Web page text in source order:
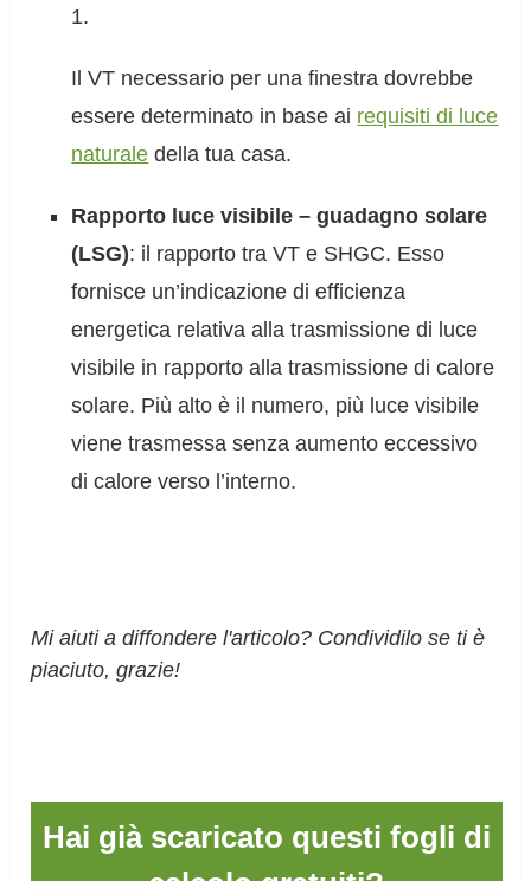
1.
Il VT necessario per una finestra dovrebbe
essere determinato in base ai requisiti di luce
naturale della tua casa.
Rapporto luce visibile – guadagno solare
(LSG): il rapporto tra VT e SHGC. Esso
fornisce un’indicazione di efficienza
energetica relativa alla trasmissione di luce
visibile in rapporto alla trasmissione di calore
solare. Più alto è il numero, più luce visibile
viene trasmessa senza aumento eccessivo
di calore verso l’interno.
Mi aiuti a diffondere l'articolo? Condividilo se ti è
piaciuto, grazie!
Hai già scaricato questi fogli di